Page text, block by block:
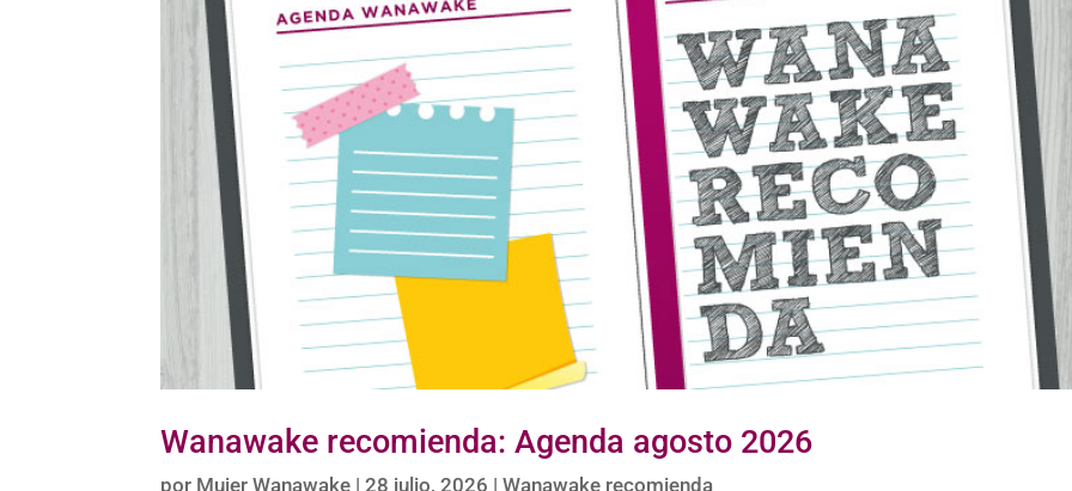
Wanawake recomienda: Agenda agosto 2026
por Mujer Wanawake |28 julio, 2026 |Wanawake recomienda